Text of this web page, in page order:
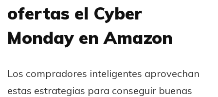
ofertas el Cyber
Monday en Amazon
Los compradores inteligentes aprovechan
estas estrategias para conseguir buenas